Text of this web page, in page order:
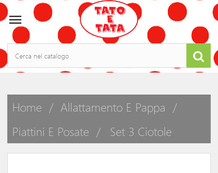

Home
Allattamento E Pappa
Piattini E Posate
Set 3 Ciotole